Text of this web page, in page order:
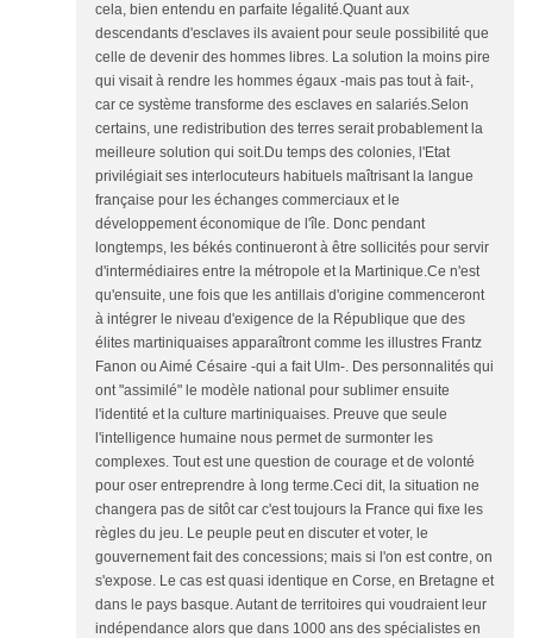
cela, bien entendu en parfaite légalité.Quant aux
descendants d'esclaves ils avaient pour seule possibilité que
celle de devenir des hommes libres. La solution la moins pire
qui visait à rendre les hommes égaux -mais pas tout à fait-,
car ce système transforme des esclaves en salariés.Selon
certains, une redistribution des terres serait probablement la
meilleure solution qui soit.Du temps des colonies, l'Etat
privilégiait ses interlocuteurs habituels maîtrisant la langue
française pour les échanges commerciaux et le
développement économique de l'île. Donc pendant
longtemps, les békés continueront à être sollicités pour servir
d'intermédiaires entre la métropole et la Martinique.Ce n'est
qu'ensuite, une fois que les antillais d'origine commenceront
à intégrer le niveau d'exigence de la République que des
élites martiniquaises apparaîtront comme les illustres Frantz
Fanon ou Aimé Césaire -qui a fait Ulm-. Des personnalités qui
ont "assimilé" le modèle national pour sublimer ensuite
l'identité et la culture martiniquaises. Preuve que seule
l'intelligence humaine nous permet de surmonter les
complexes. Tout est une question de courage et de volonté
pour oser entreprendre à long terme.Ceci dit, la situation ne
changera pas de sitôt car c'est toujours la France qui fixe les
règles du jeu. Le peuple peut en discuter et voter, le
gouvernement fait des concessions; mais si l'on est contre, on
s'expose. Le cas est quasi identique en Corse, en Bretagne et
dans le pays basque. Autant de territoires qui voudraient leur
indépendance alors que dans 1000 ans des spécialistes en